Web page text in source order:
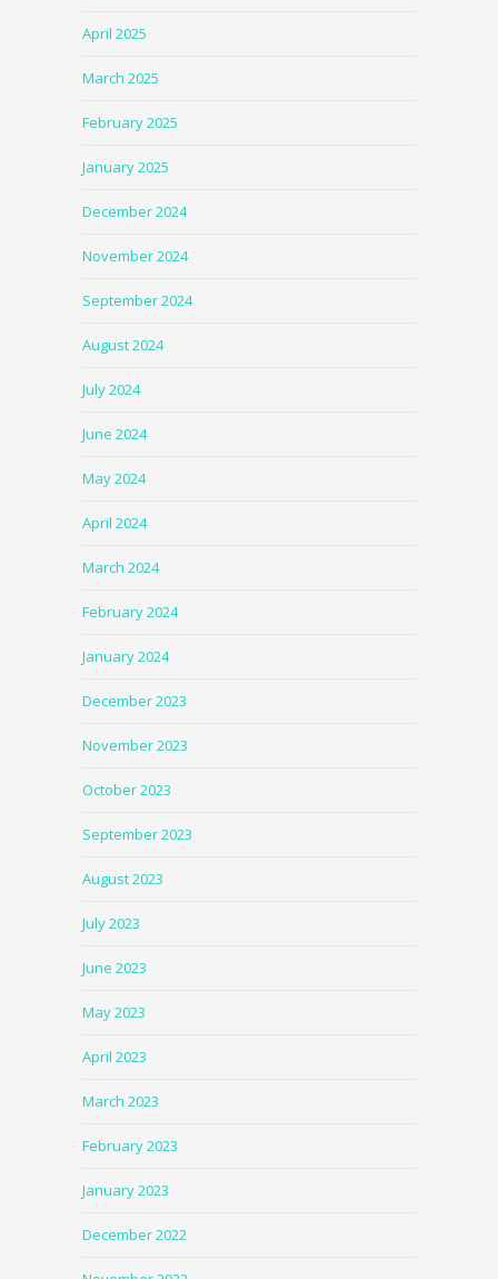
April 2025
March 2025
February 2025
January 2025
December 2024
November 2024
September 2024
August 2024
July 2024
June 2024
May 2024
April 2024
March 2024
February 2024
January 2024
December 2023
November 2023
October 2023
September 2023
August 2023
July 2023
June 2023
May 2023
April 2023
March 2023
February 2023
January 2023
December 2022